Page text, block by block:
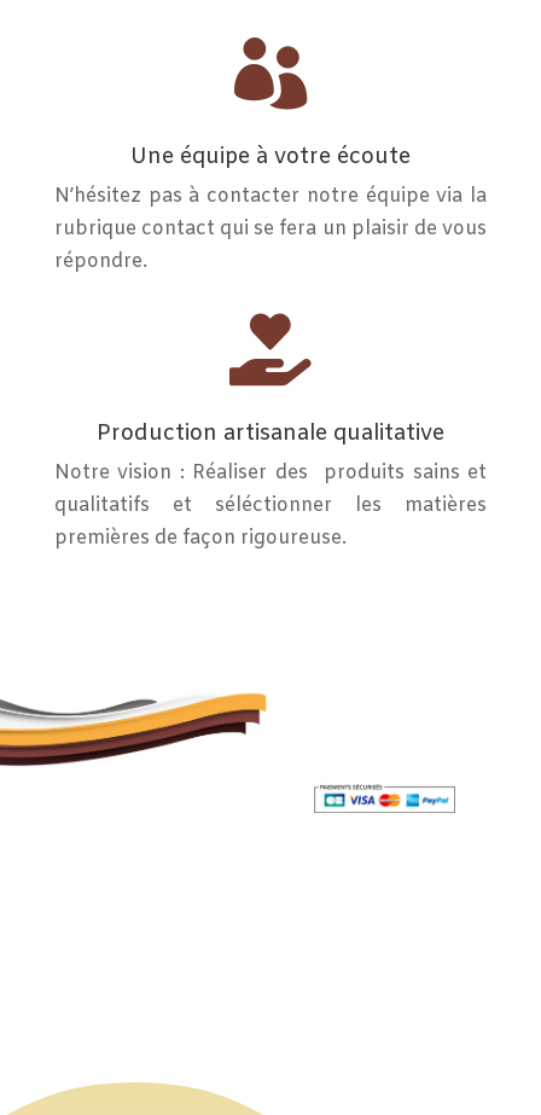

Une équipe à votre écoute
N’hésitez pas à contacter notre équipe via la
rubrique contact qui se fera un plaisir de vous
répondre.

Production artisanale qualitative
Notre vision : Réaliser des produits sains et
qualitatifs et séléctionner les matières
premières de façon rigoureuse.